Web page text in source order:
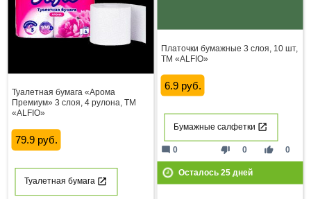
Платочки бумажные 3 слоя, 10 шт,
ТМ «ALFIO»
6.9 руб.
Бумажные салфетки
thumb_down 0 thumb_up 0
mode_comment 0
Осталось 25дней
Туалетная бумага «Арома
Премиум» 3 слоя, 4 рулона, ТМ
«ALFIO»
79.9 руб.
Туалетная бумага